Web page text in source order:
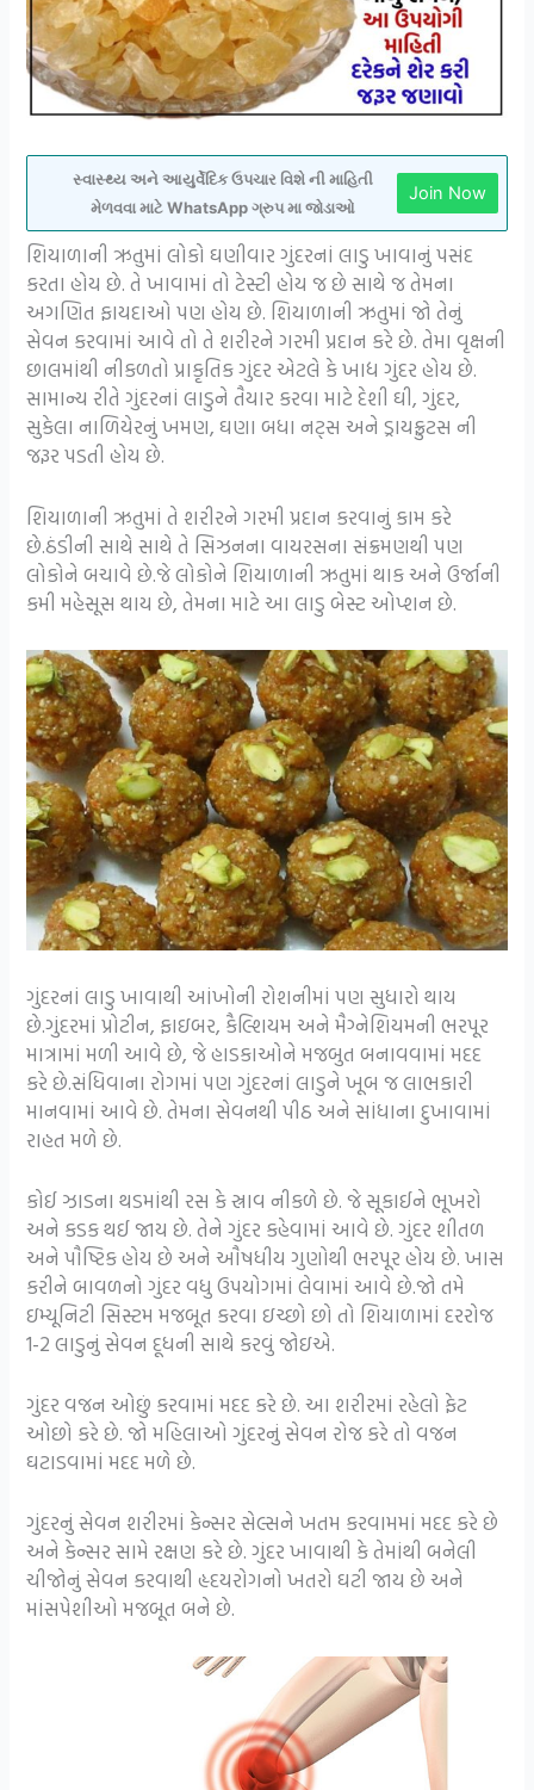
સ્વાસ્થ્ય અને આયુર્વેદિક ઉપચાર વિશે ની માહિતી
મેળવવા માટે WhatsApp ગ્રુપ મા જોડાઓ
Join Now
શિયાળાની ઋતુમાં લોકો ઘણીવાર ગુંદરનાં લાડુ ખાવાનું પસંદ
કરતા હોય છે. તે ખાવામાં તો ટેસ્ટી હોય જ છે સાથે જ તેમના
અગણિત ફાયદાઓ પણ હોય છે. શિયાળાની ઋતુમાં જો તેનું
સેવન કરવામાં આવે તો તે શરીરને ગરમી પ્રદાન કરે છે. તેમા વૃક્ષની
છાલમાંથી નીકળતો પ્રાકૃતિક ગુંદર એટલે કે ખાદ્ય ગુંદર હોય છે.
સામાન્ય રીતે ગુંદરનાં લાડુને તૈયાર કરવા માટે દેશી ઘી, ગુંદર,
સુકેલા નાળિયેરનું ખમણ, ઘણા બધા નટ્સ અને ડ્રાયફ્રુટસ ની
જરૂર પડતી હોય છે.
શિયાળાની ઋતુમાં તે શરીરને ગરમી પ્રદાન કરવાનું કામ કરે
છે.ઠંડીની સાથે સાથે તે સિઝનના વાયરસના સંક્રમણથી પણ
લોકોને બચાવે છે.જે લોકોને શિયાળાની ઋતુમાં થાક અને ઉર્જાની
કમી મહેસૂસ થાય છે, તેમના માટે આ લાડુ બેસ્ટ ઓપ્શન છે.
ગુંદરનાં લાડુ ખાવાથી આંખોની રોશનીમાં પણ સુધારો થાય
છે.ગુંદરમાં પ્રોટીન, ફાઇબર, કૈલ્શિયમ અને મૈગ્નેશિયમની ભરપૂર
માત્રામાં મળી આવે છે, જે હાડકાઓને મજબુત બનાવવામાં મદદ
કરે છે.સંધિવાના રોગમાં પણ ગુંદરનાં લાડુને ખૂબ જ લાભકારી
માનવામાં આવે છે. તેમના સેવનથી પીઠ અને સાંધાના દુખાવામાં
રાહત મળે છે.
કોઈ ઝાડના થડમાંથી રસ કે સ્રાવ નીકળે છે. જે સૂકાઈને ભૂખરો
અને કડક થઈ જાય છે. તેને ગુંદર કહેવામાં આવે છે. ગુંદર શીતળ
અને પૌષ્ટિક હોય છે અને ઔષધીય ગુણોથી ભરપૂર હોય છે. ખાસ
કરીને બાવળનો ગુંદર વધુ ઉપયોગમાં લેવામાં આવે છે.જો તમે
ઇમ્યૂનિટી સિસ્ટમ મજબૂત કરવા ઇચ્છો છો તો શિયાળામાં દરરોજ
1-2 લાડુનું સેવન દૂધની સાથે કરવું જોઇએ.
ગુંદર વજન ઓછું કરવામાં મદદ કરે છે. આ શરીરમાં રહેલો ફેટ
ઓછો કરે છે. જો મહિલાઓ ગુંદરનું સેવન રોજ કરે તો વજન
ઘટાડવામાં મદદ મળે છે.
ગુંદરનું સેવન શરીરમાં કેન્સર સેલ્સને ખતમ કરવામમાં મદદ કરે છે
અને કેન્સર સામે રક્ષણ કરે છે. ગુંદર ખાવાથી કે તેમાંથી બનેલી
ચીજોનું સેવન કરવાથી હૃદયરોગનો ખતરો ઘટી જાય છે અને
માંસપેશીઓ મજબૂત બને છે.